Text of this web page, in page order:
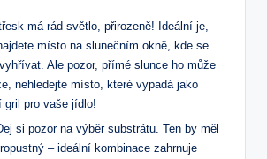
má rád světlo, přirozeně! Ideální je,
místo na slunečním okně, kde se
Ale pozor, přímé slunce ho může
nehledejte místo, které vypadá jako
gril pro vaše jídlo!
si pozor na výběr substrátu. Ten by měl
– ideální kombinace zahrnuje